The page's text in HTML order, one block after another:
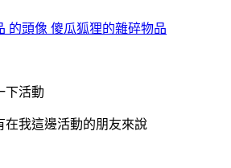
傻瓜狐狸的雜碎物品
下活動
在我這邊活動的朋友來說